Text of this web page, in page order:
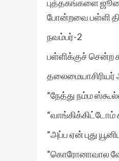
புத்தகங்களை ஜூலை
போன்றவை பள்ளி
நவம்பர்-2
பள்ளிக்குச் சென்ற
“நேத்து நம்ம
“வாங்கிக்கிட்டோம்
“அப்ப ஏன் புது
“கொரோனாவால